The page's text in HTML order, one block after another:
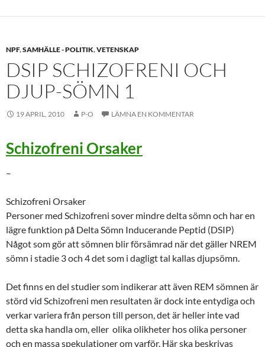
NPF,SAMHÄLLE - POLITIK,VETENSKAP
DSIP SCHIZOFRENI OCH
DJUP-SÖMN 1
19 APRIL, 2010 P-O LÄMNA EN KOMMENTAR
Schizofreni Orsaker
–
Schizofreni Orsaker
Personer med Schizofreni sover mindre delta sömn och har en
lägre funktion på Delta Sömn Inducerande Peptid (DSIP)
Något som gör att sömnen blir försämrad när det gäller NREM
sömn i stadie 3 och 4 det som i dagligt tal kallas djupsömn.
Det finns en del studier som indikerar att även REM sömnen är
störd vid Schizofreni men resultaten är dock inte entydiga och
verkar variera från person till person, det är heller inte vad
detta ska handla om, eller olika olikheter hos olika personer
och en massa spekulationer om varför. Här ska beskrivas